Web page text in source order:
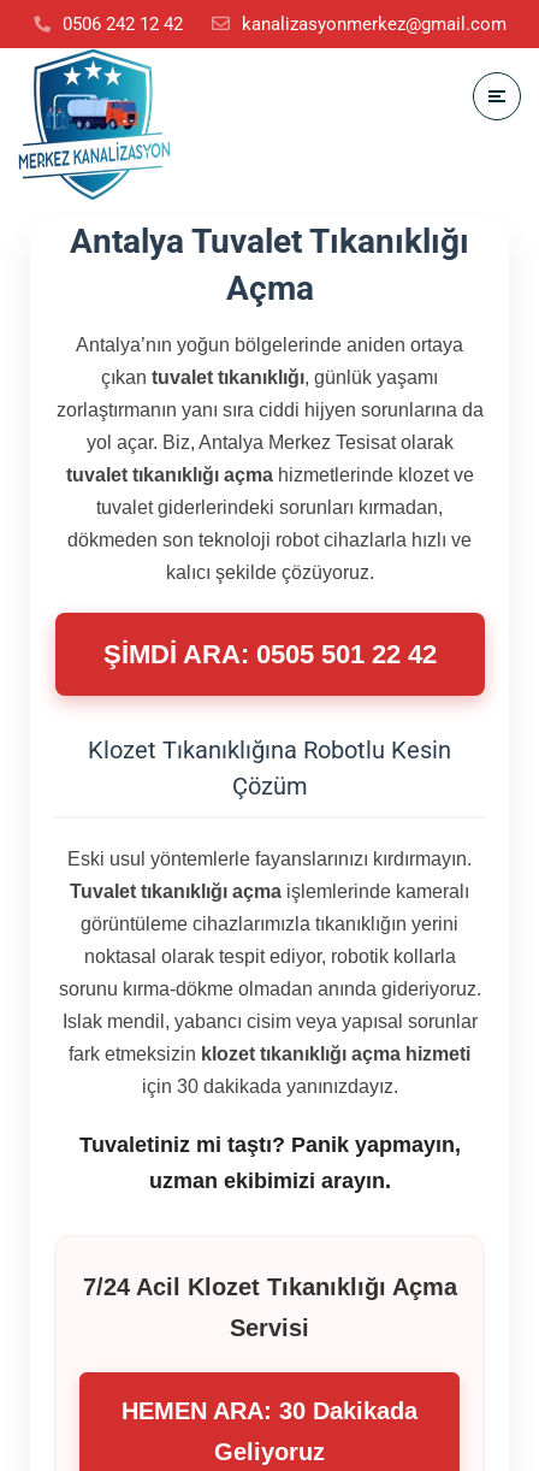
0506 242 12 42 kanalizasyonmerkez@gmail.com
Antalya Tuvalet Tıkanıklığı
Açma
Antalya’nın yoğun bölgelerinde aniden ortaya
çıkan tuvalet tıkanıklığı, günlük yaşamı
zorlaştırmanın yanı sıra ciddi hijyen sorunlarına da
yol açar. Biz, Antalya Merkez Tesisat olarak
tuvalet tıkanıklığı açmahizmetlerinde klozet ve
tuvalet giderlerindeki sorunları kırmadan,
dökmeden son teknoloji robot cihazlarla hızlı ve
kalıcı şekilde çözüyoruz.
ŞİMDİ ARA: 0505 501 22 42
Klozet Tıkanıklığına Robotlu Kesin
Çözüm
Eski usul yöntemlerle fayanslarınızı kırdırmayın.
Tuvalet tıkanıklığı açma işlemlerinde kameralı
görüntüleme cihazlarımızla tıkanıklığın yerini
noktasal olarak tespit ediyor, robotik kollarla
sorunu kırma-dökme olmadan anında gideriyoruz.
Islak mendil, yabancı cisim veya yapısal sorunlar
fark etmeksizin klozet tıkanıklığı açma hizmeti
için 30 dakikada yanınızdayız.
Tuvaletiniz mi taştı? Panik yapmayın,
uzman ekibimizi arayın.
7/24 Acil Klozet Tıkanıklığı Açma
Servisi
HEMEN ARA: 30 Dakikada
Geliyoruz